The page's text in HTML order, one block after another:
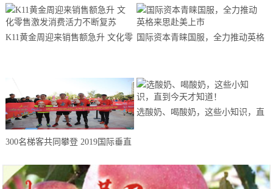
K11黄金周迎来销售额急升 文化零
国际资本青睐国服，全力推动英格
300名梯客共同攀登 2019国际垂直
站欢乐开跑
选酸奶、喝酸奶，这些小知识，直